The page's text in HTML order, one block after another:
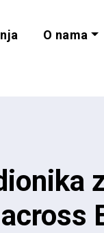
O nama